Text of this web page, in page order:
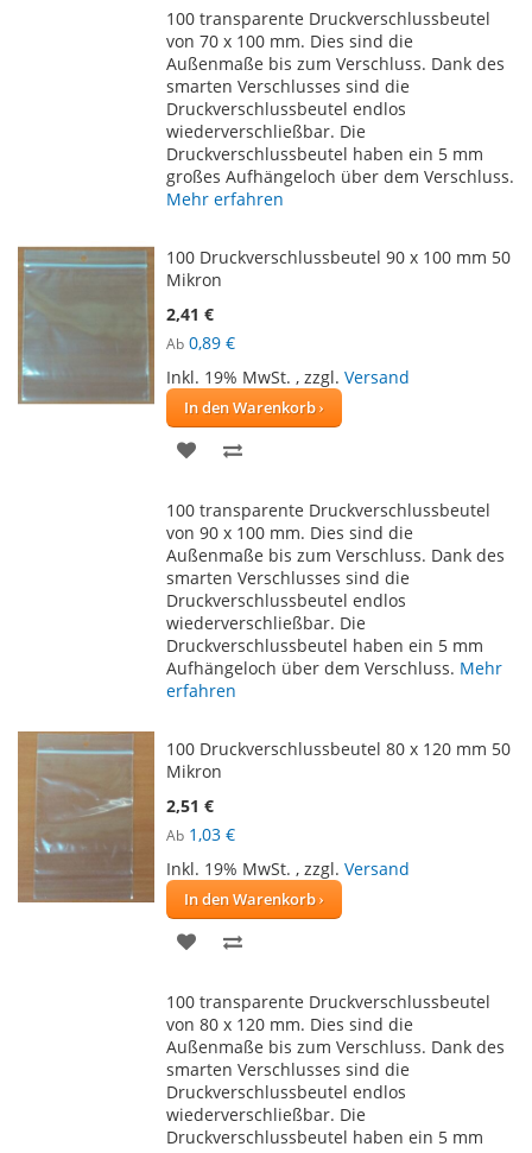
HINZUFÜGEN
HINZUFÜGEN
100 transparente Druckverschlussbeutel
von 70 x 100 mm. Dies sind die
Außenmaße bis zum Verschluss. Dank des
smarten Verschlusses sind die
Druckverschlussbeutel endlos
wiederverschließbar. Die
Druckverschlussbeutel haben ein 5 mm
großes Aufhängeloch über dem Verschluss.
Mehr erfahren
100 Druckverschlussbeutel 90 x 100 mm 50
Mikron
2,41 €
Ab 0,89 €
Inkl. 19% MwSt. , zzgl. Versand
In den Warenkorb
ZUR
HINZUFÜGEN
HINZUFÜGEN
100 transparente Druckverschlussbeutel
von 90 x 100 mm. Dies sind die
Außenmaße bis zum Verschluss. Dank des
smarten Verschlusses sind die
Druckverschlussbeutel endlos
wiederverschließbar. Die
Druckverschlussbeutel haben ein 5 mm
Aufhängeloch über dem Verschluss. Mehr
erfahren
100 Druckverschlussbeutel 80 x 120 mm 50
Mikron
2,51 €
Ab 1,03 €
Inkl. 19% MwSt. , zzgl. Versand
In den Warenkorb
ZUR
HINZUFÜGEN
HINZUFÜGEN
100 transparente Druckverschlussbeutel
von 80 x 120 mm. Dies sind die
Außenmaße bis zum Verschluss. Dank des
smarten Verschlusses sind die
Druckverschlussbeutel endlos
wiederverschließbar. Die
Druckverschlussbeutel haben ein 5 mm